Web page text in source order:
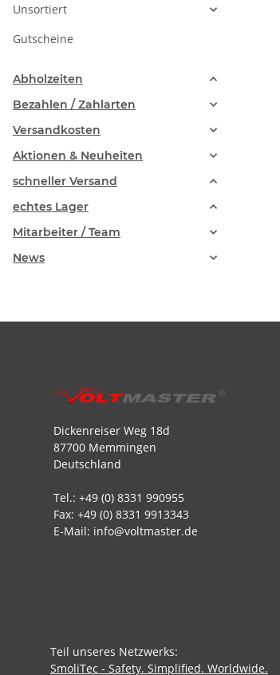
Unsortiert
Gutscheine
Abholzeiten
Bezahlen / Zahlarten
Versandkosten
Aktionen & Neuheiten
schneller Versand
echtes Lager
Mitarbeiter / Team
News
Dickenreiser Weg 18d
87700 Memmingen
Deutschland
Tel.: +49 (0) 8331 990955
Fax: +49 (0) 8331 9913343
E-Mail: info@voltmaster.de
Teil unseres Netzwerks:
SmoliTec - Safety. Simplified. Worldwide.